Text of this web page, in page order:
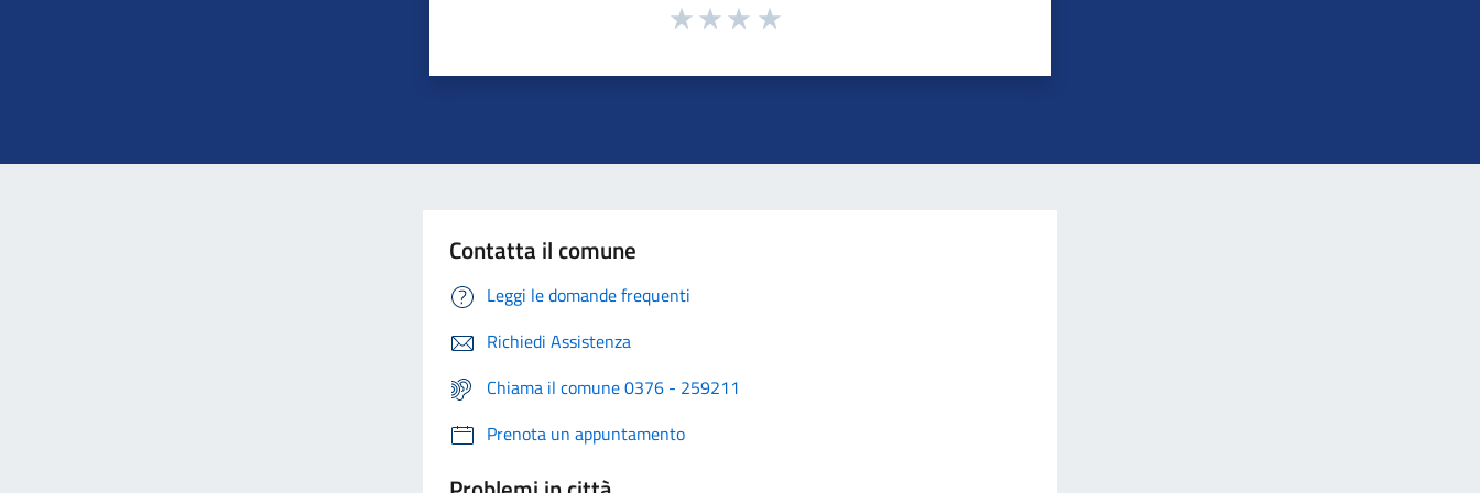
Contatta il comune
Leggi le domande frequenti
Richiedi Assistenza
Chiama il comune 0376 - 259211
Prenota un appuntamento